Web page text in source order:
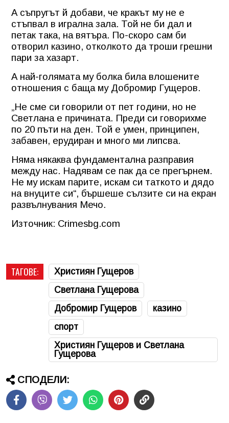
А съпругът й добави, че кракът му не е
стъпвал в игрална зала. Той не би дал и
петак така, на вятъра. По-скоро сам би
отворил казино, отколкото да троши грешни
пари за хазарт.
А най-голямата му болка била влошените
отношения с баща му Добромир Гущеров.
„Не сме си говорили от пет години, но не
Светлана е причината. Преди си говорихме
по 20 пъти на ден. Той е умен, принципен,
забавен, ерудиран и много ми липсва.
Няма някаква фундаментална разправия
между нас. Надявам се пак да се прегърнем.
Не му искам парите, искам си таткото и дядо
на внуците си“, бършеше сълзите си на екран
развълнувания Мечо.
Източник: Crimesbg.com
ТАГОВЕ:
Християн Гущеров
Светлана Гущерова
Добромир Гущеров
казино
спорт
Християн Гущеров и Светлана
Гущерова
СПОДЕЛИ: